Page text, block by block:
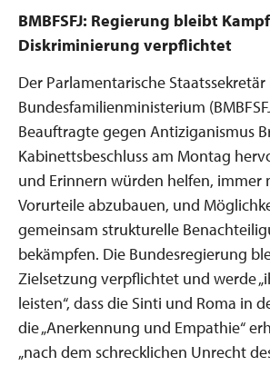
BMBFSFJ: Regierung bleibt
Diskriminierung verpflichtet
Der Parlamentarische Staatssekretär
Bundesfamilienministerium
Beauftragte gegen Antiziganismus
Kabinettsbeschluss am Montag
und Erinnern würden helfen, immer
Vorurteile abzubauen, und
gemeinsam strukturelle
bekämpfen. Die Bundesregierung
Zielsetzung verpflichtet und werde
leisten“, dass die Sinti und Roma in
die „Anerkennung und Empathie“
„nach dem schrecklichen Unrecht